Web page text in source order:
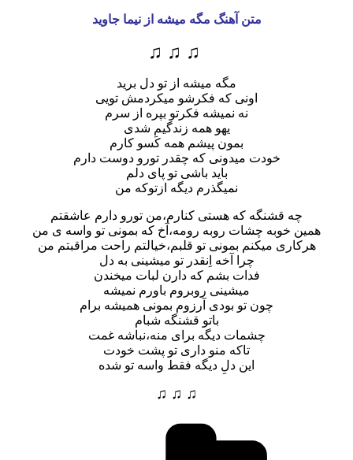
متن آهنگ مگه میشه از نیما جاوید
♫ ♫ ♫
مگه میشه از تو دل برید
اونی که فکرشو میکردمش تویی
نه نمیشه فکرتو بپره از سرم
یهو همه زندگیم شدی
بمون پیشم همه کَسو کارم
خودت میدونی که چقدر تورو دوست دارم
باید باشی تو پای دلم
نمیگذرم دیگه ازتوکه من
چه قشنگه که هستی کنارم،من تورو دارم عاشقتم
همین خوبه چشات روبه رومه،آخ که بمونی تو واسه ی من
هرکاری میکنم بمونی تو قلبم،خیالتم راحت مراقبتم من
چرا آخه اِنقدر تو میشینی به دل
فدات بشم که دارن لبات میخندن
میشینی روبروم باورم نمیشه
چون تو بودی آرزوم بمونی همیشه برام
باتو قشنگه شبام
چشمات دیگه برای منه،نباشه غمت
تاکه منو داری تو پشت خودت
این دلِ دیگه فقط واسه تو شده
♫ ♫ ♫